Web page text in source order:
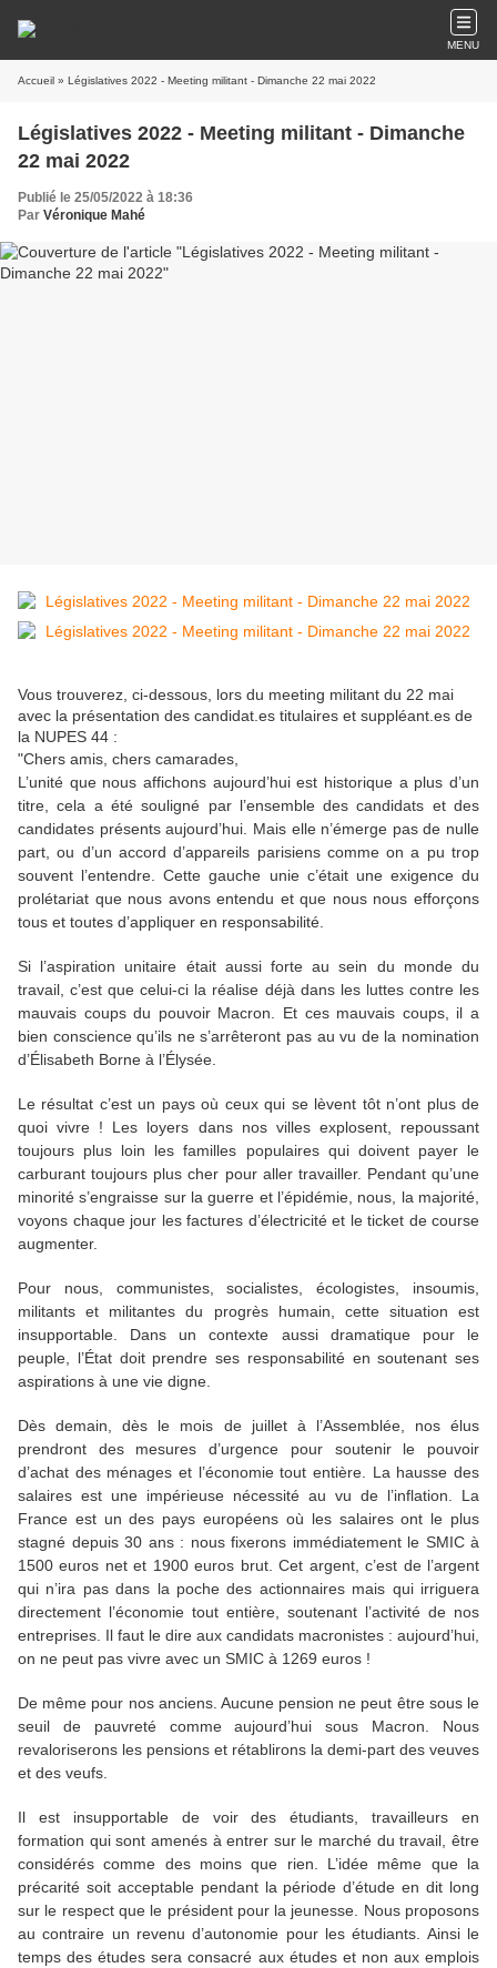
MENU
Accueil » Législatives 2022 - Meeting militant - Dimanche 22 mai 2022
Législatives 2022 - Meeting militant - Dimanche
22 mai 2022
Publié le 25/05/2022 à 18:36
Par Véronique Mahé
Vous trouverez, ci-dessous, lors du meeting militant du 22 mai
avec la présentation des candidat.es titulaires et suppléant.es de
la NUPES 44 :
"Chers amis, chers camarades,
L’unité que nous affichons aujourd’hui est historique a plus d’un
titre, cela a été souligné par l’ensemble des candidats et des
candidates présents aujourd’hui. Mais elle n’émerge pas de nulle
part, ou d’un accord d’appareils parisiens comme on a pu trop
souvent l’entendre. Cette gauche unie c’était une exigence du
prolétariat que nous avons entendu et que nous nous efforçons
tous et toutes d’appliquer en responsabilité.
Si l’aspiration unitaire était aussi forte au sein du monde du
travail, c’est que celui-ci la réalise déjà dans les luttes contre les
mauvais coups du pouvoir Macron. Et ces mauvais coups, il a
bien conscience qu’ils ne s’arrêteront pas au vu de la nomination
d’Élisabeth Borne à l’Élysée.
Le résultat c’est un pays où ceux qui se lèvent tôt n’ont plus de
quoi vivre ! Les loyers dans nos villes explosent, repoussant
toujours plus loin les familles populaires qui doivent payer le
carburant toujours plus cher pour aller travailler. Pendant qu’une
minorité s’engraisse sur la guerre et l’épidémie, nous, la majorité,
voyons chaque jour les factures d’électricité et le ticket de course
augmenter.
Pour nous, communistes, socialistes, écologistes, insoumis,
militants et militantes du progrès humain, cette situation est
insupportable. Dans un contexte aussi dramatique pour le
peuple, l’État doit prendre ses responsabilité en soutenant ses
aspirations à une vie digne.
Dès demain, dès le mois de juillet à l’Assemblée, nos élus
prendront des mesures d’urgence pour soutenir le pouvoir
d’achat des ménages et l’économie tout entière. La hausse des
salaires est une impérieuse nécessité au vu de l’inflation. La
France est un des pays européens où les salaires ont le plus
stagné depuis 30 ans : nous fixerons immédiatement le SMIC à
1500 euros net et 1900 euros brut. Cet argent, c’est de l’argent
qui n’ira pas dans la poche des actionnaires mais qui irriguera
directement l’économie tout entière, soutenant l’activité de nos
entreprises. Il faut le dire aux candidats macronistes : aujourd’hui,
on ne peut pas vivre avec un SMIC à 1269 euros !
De même pour nos anciens. Aucune pension ne peut être sous le
seuil de pauvreté comme aujourd’hui sous Macron. Nous
revaloriserons les pensions et rétablirons la demi-part des veuves
et des veufs.
Il est insupportable de voir des étudiants, travailleurs en
formation qui sont amenés à entrer sur le marché du travail, être
considérés comme des moins que rien. L’idée même que la
précarité soit acceptable pendant la période d’étude en dit long
sur le respect que le président pour la jeunesse. Nous proposons
au contraire un revenu d’autonomie pour les étudiants. Ainsi le
temps des études sera consacré aux études et non aux emplois